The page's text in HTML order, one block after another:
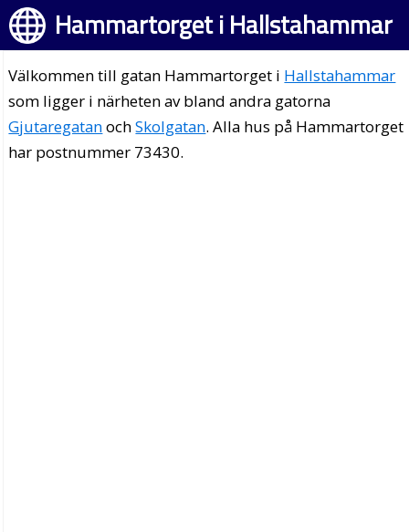
Hammartorget i Hallstahammar
Välkommen till gatan Hammartorget i Hallstahammar
som ligger i närheten av bland andra gatorna
GjutaregatanochSkolgatan. Alla hus på Hammartorget
har postnummer 73430.